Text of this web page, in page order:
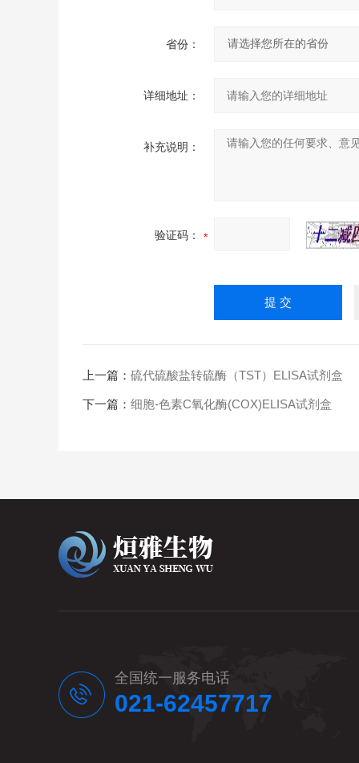
省份：
详细地址：
补充说明：
验证码：
上一篇： 硫代硫酸盐转硫酶（TST）ELISA试剂盒
下一篇： 细胞-色素C氧化酶(COX)ELISA试剂盒
全国统一服务电话
021-62457717